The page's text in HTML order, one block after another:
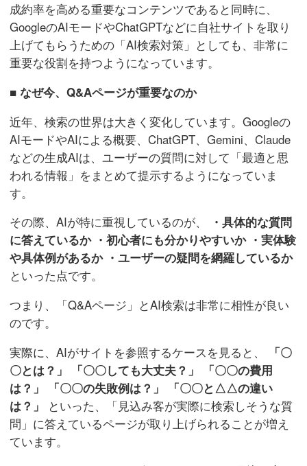
成約率を高める重要なコンテンツであると同時に、
GoogleのAIモードやChatGPTなどに自社サイトを取り
上げてもらうための「AI検索対策」としても、非常に
重要な役割を持つようになっています。
■ なぜ今、Q&Aページが重要なのか
近年、検索の世界は大きく変化しています。Googleの
AIモードやAIによる概要、ChatGPT、Gemini、Claude
などの生成AIは、ユーザーの質問に対して「最適と思
われる情報」をまとめて提示するようになっていま
す。
その際、AIが特に重視しているのが、
・具体的な質問
に答えているか ・初心者にも分かりやすいか ・実体験
や具体例があるか ・ユーザーの疑問を網羅しているか
といった点です。
つまり、「Q&Aページ」とAI検索は非常に相性が良い
のです。
実際に、AIがサイトを参照するケースを見ると、
「〇
〇とは？」
「〇〇しても大丈夫？」
「〇〇の費用
は？」
「〇〇の失敗例は？」
「〇〇と△△の違い
は？」
といった、「見込み客が実際に検索しそうな質
問」に答えているページが取り上げられることが増え
ています。